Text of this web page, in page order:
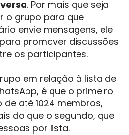
. Por mais que seja
o grupo para que
envie mensagens, ele
promover discussões
os participantes.
em relação à lista de
é que o primeiro
até 1024 membros,
do que o segundo, que
por lista.